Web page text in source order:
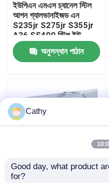
গুণমান নিয়ন্ত্রণ
আমাদের সাথে যোগাযোগ
মামলা
শীট স্টেইনলেস স্টীল
ইউপিএন এমএস চ্যানেল স্টিল
আপন গ্যালভানাইজড এন
S235jr S275jr S355jr
A36 SS400 স্টিল ইউ
চ্যানেল অটোমোটিভ শিল্পের জন্য
অনুসন্ধান পাঠান
নির্মাণের জন্য 30 X 30mm
Cathy
Good day, what product
for?